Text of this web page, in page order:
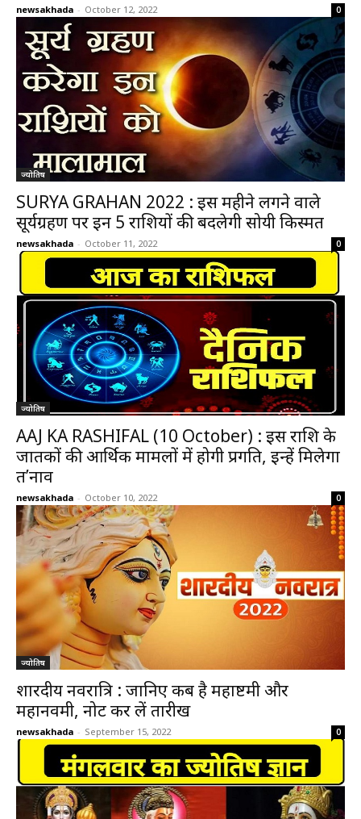
newsakhada - October 12, 2022 0
ज्योतिष
SURYA GRAHAN 2022 : इस महीने लगने वाले
सूर्यग्रहण पर इन 5 राशियों की बदलेगी सोयी किस्मत
newsakhada - October 11, 2022 0
ज्योतिष
AAJ KA RASHIFAL (10 October) : इस राशि के
जातकों की आर्थिक मामलों में होगी प्रगति, इन्हें मिलेगा
त’नाव
newsakhada - October 10, 2022 0
ज्योतिष
शारदीय नवरात्रि : जानिए कब है महाष्टमी और
महानवमी, नोट कर लें तारीख
newsakhada - September 15, 2022 0